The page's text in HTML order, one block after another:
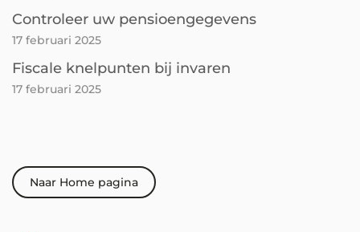
Controleer uw pensioengegevens
17 februari 2025
Fiscale knelpunten bij invaren
17 februari 2025
Naar Home pagina